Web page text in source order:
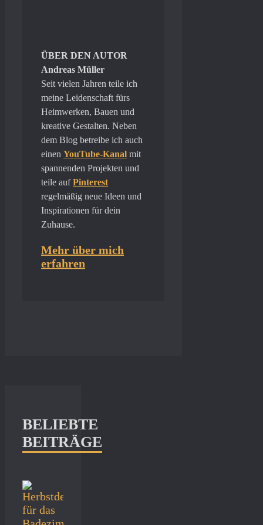
ÜBER DEN AUTOR
Andreas Müller
Seit vielen Jahren teile ich
meine Leidenschaft fürs
Heimwerken, Bauen und
kreative Gestalten. Neben
dem Blog betreibe ich auch
einen YouTube-Kanal mit
spannenden Projekten und
teile aufPinterest
regelmäßig neue Ideen und
Inspirationen für dein
Zuhause.
Mehr über mich
erfahren
BELIEBTE
BEITRÄGE